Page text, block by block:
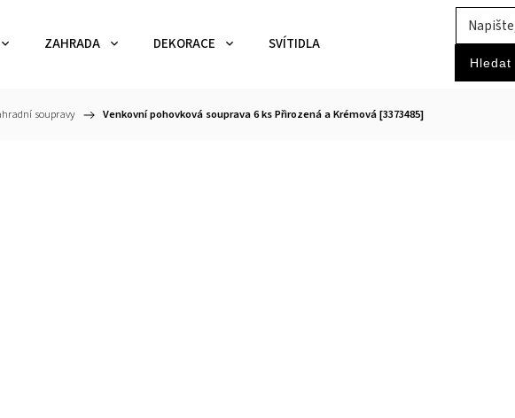
Hledat
ZAHRADA DEKORACE SVÍTIDLA ZVÍŘATA
soupravy / Venkovní pohovková souprava 6 ks Přirozená a Krémová [3373485]